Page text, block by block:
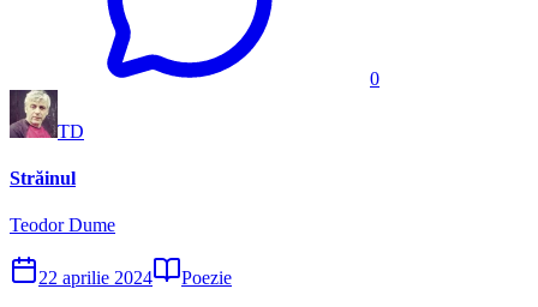
0
TD
Străinul
Teodor Dume
22 aprilie 2024
Poezie